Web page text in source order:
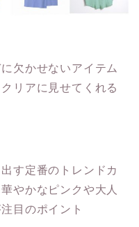
欠かせないアイテム
リアに見せてくれる
す定番のトレンドカ
やかなピンクや大人
目のポイント